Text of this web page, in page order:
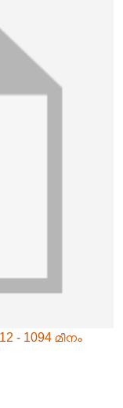
- 1094 മീനം